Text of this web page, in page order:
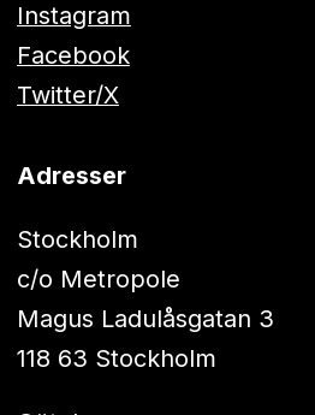
Instagram
Facebook
Twitter/X
Adresser
Stockholm
c/o Metropole
Magus Ladulåsgatan 3
118 63 Stockholm